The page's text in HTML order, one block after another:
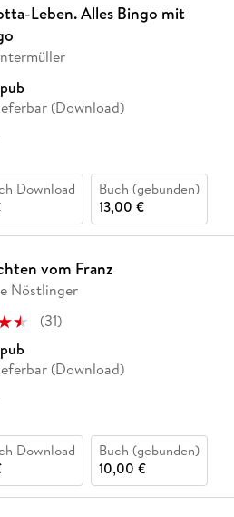
Leben. Alles Bingo mit
(Download)
Download
Buch (gebunden)
13,00 €
vom Franz
Nöstlinger
(31)
(Download)
Download
Buch (gebunden)
10,00 €